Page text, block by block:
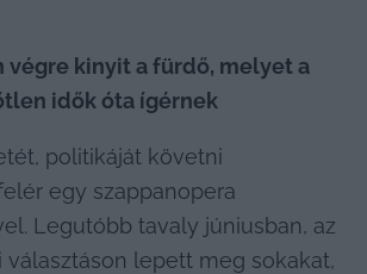
végre kinyit a fürdő, melyet a
idők óta ígérnek
politikáját követni
egy szappanopera
Legutóbb tavaly júniusban, az
választáson lepett meg sokakat,